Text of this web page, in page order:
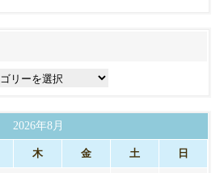
2026年8月
木 金 土 日